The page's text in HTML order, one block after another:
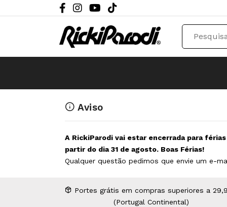
Aviso
A RickiParodi vai estar encerrada para
partir do dia 31 de agosto. Boas Férias!
Qualquer questão pedimos que envie um e-
Portes grátis em compras superiores a
(Portugal Continental)